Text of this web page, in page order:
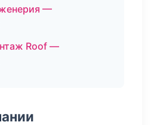
—
Roof —